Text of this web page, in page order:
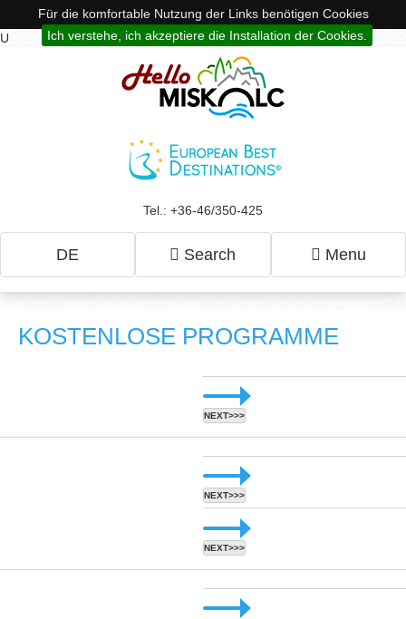
Für die komfortable Nutzung der Links benötigen Cookies
Ich verstehe, ich akzeptiere die Installation der Cookies.
U
Tel.: +36-46/350-425
DE Search Menu
KOSTENLOSE PROGRAMME
NEXT>>>
NEXT>>>
NEXT>>>